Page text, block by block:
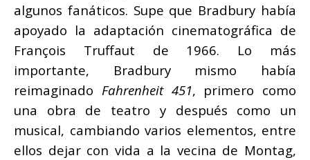
algunos fanáticos. Supe que Bradbury había
apoyado la adaptación cinematográfica de
François Truffaut de 1966. Lo más
importante, Bradbury mismo había
reimaginado Fahrenheit 451, primero como
una obra de teatro y después como un
musical, cambiando varios elementos, entre
ellos dejar con vida a la vecina de Montag,